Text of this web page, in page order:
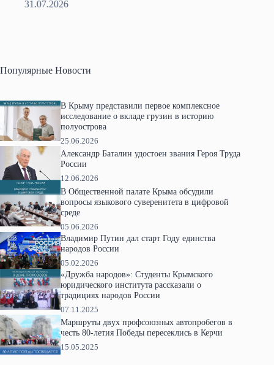
31.07.2026
Популярные Новости
В Крыму представили первое комплексное
исследование о вкладе грузин в историю
полуострова
25.06.2026
Александр Баталин удостоен звания Героя Труда
России
12.06.2026
В Общественной палате Крыма обсудили
вопросы языкового суверенитета в цифровой
среде
05.06.2026
Владимир Путин дал старт Году единства
народов России
05.02.2026
«Дружба народов»: Студенты Крымского
юридического института рассказали о
традициях народов России
07.11.2025
Маршруты двух профсоюзных автопробегов в
честь 80-летия Победы пересеклись в Керчи
15.05.2025